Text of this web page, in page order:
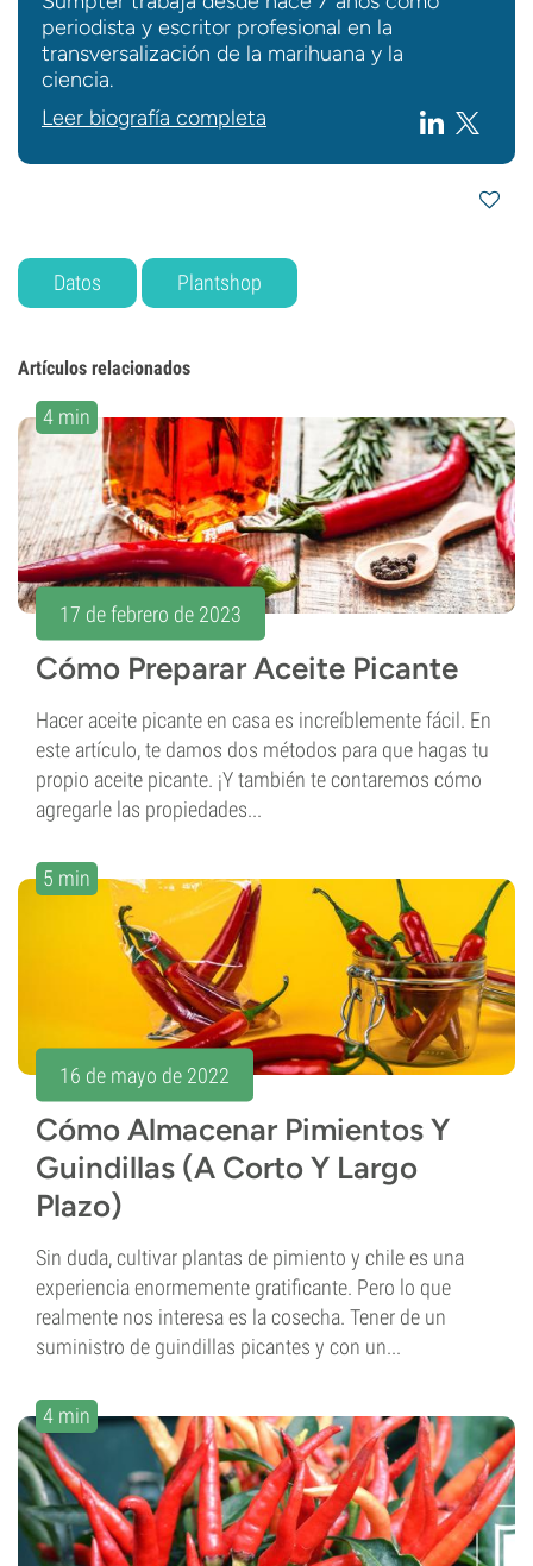
periodista y escritor profesional en la
transversalización de la marihuana y la
ciencia.
Leer biografía completa
Datos Plantshop
Artículos relacionados
4 min
17 de febrero de 2023
Cómo Preparar Aceite Picante
Hacer aceite picante en casa es increíblemente fácil. En
este artículo, te damos dos métodos para que hagas tu
propio aceite picante. ¡Y también te contaremos cómo
agregarle las propiedades...
5 min
16 de mayo de 2022
Cómo Almacenar Pimientos Y
Guindillas (A Corto Y Largo
Plazo)
Sin duda, cultivar plantas de pimiento y chile es una
experiencia enormemente gratificante. Pero lo que
realmente nos interesa es la cosecha. Tener de un
suministro de guindillas picantes y con un...
4 min